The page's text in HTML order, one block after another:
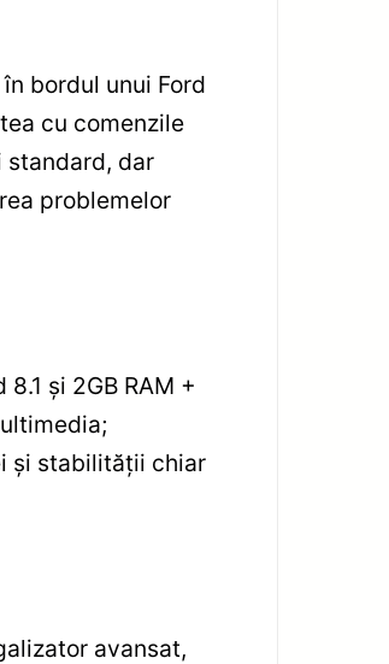
bordul unui Ford
cu comenzile
standard, dar
problemelor
și 2GB RAM +
și stabilității chiar
avansat,